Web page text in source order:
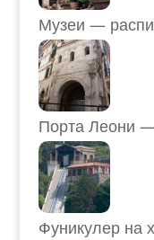
Порта Леони
Фуникулер на